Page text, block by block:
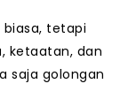
tetapi
ketaatan, dan
saja golongan